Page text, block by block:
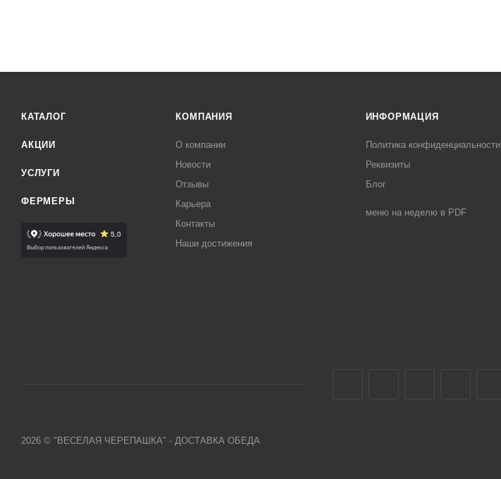
КАТАЛОГ
АКЦИИ
УСЛУГИ
ФЕРМЕРЫ
КОМПАНИЯ
О компании
Новости
Отзывы
Карьера
Контакты
Наши достижения
ИНФОРМАЦИЯ
Политика конфиденциальности
Реквизиты
Блог
меню на неделю в PDF
2026 © "ВЕСЕЛАЯ ЧЕРЕПАШКА" - ДОСТАВКА ОБЕДА